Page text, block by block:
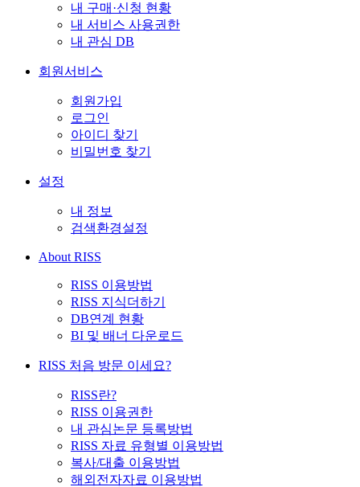
내 구매·신청 현황
내 서비스 사용권한
내 관심 DB
회원서비스
회원가입
로그인
아이디 찾기
비밀번호 찾기
설정
내 정보
검색환경설정
About RISS
RISS 이용방법
RISS 지식더하기
DB연계 현황
BI 및 배너 다운로드
RISS 처음 방문 이세요?
RISS란?
RISS 이용권한
내 관심논문 등록방법
RISS 자료 유형별 이용방법
복사/대출 이용방법
해외전자자료 이용방법